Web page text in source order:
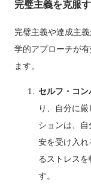
完璧主義を克服
完璧主義や達成主
学的アプローチが
ます。
セルフ・コ
り、自分に
ションは、
安を受け入れ
るストレス
す。